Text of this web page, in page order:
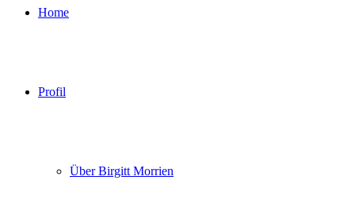
Home
Profil
Über Birgitt Morrien